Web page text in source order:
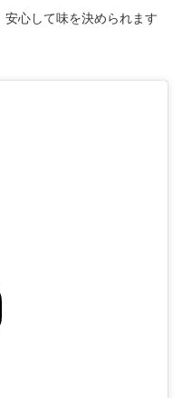
心して味を決められます